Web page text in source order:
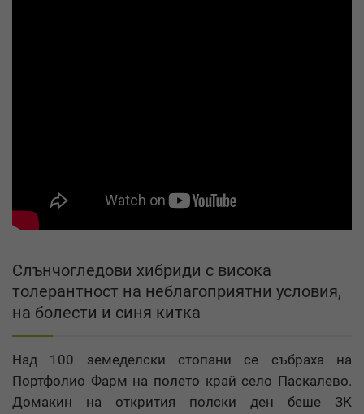
Слънчогледови хибриди с висока
толерантност на неблагоприятни условия,
на болести и синя китка
Над 100 земеделски стопани се събраха на
Портфолио Фарм на полето край село Паскалево.
Домакин на открития полски ден беше ЗК